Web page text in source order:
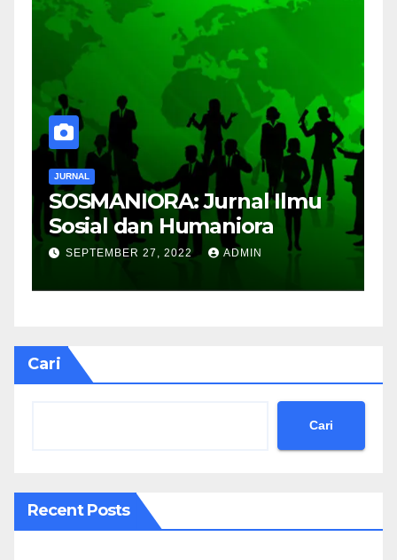
JURNAL
SOSMANIORA: Jurnal Ilmu
Sosial dan Humaniora
SEPTEMBER 27, 2022 ADMIN
Cari
Cari
Recent Posts